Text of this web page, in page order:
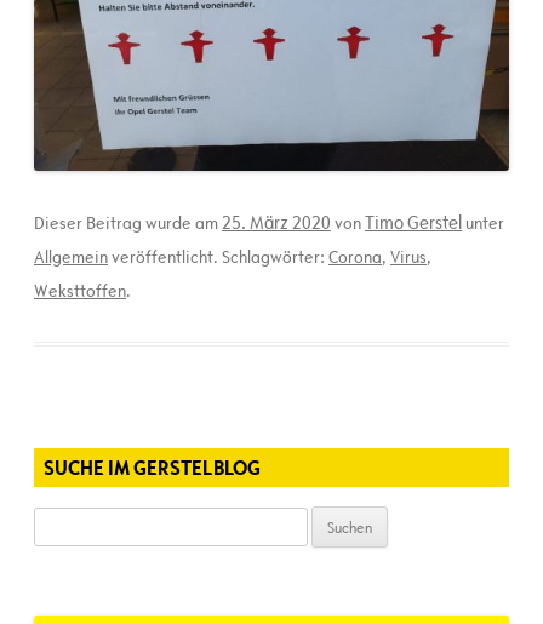
Dieser Beitrag wurde am25. März 2020 vonTimo Gerstel unter
Allgemeinveröffentlicht. Schlagwörter: Corona, Virus,
Weksttoffen.
SUCHE IM GERSTELBLOG
nach: